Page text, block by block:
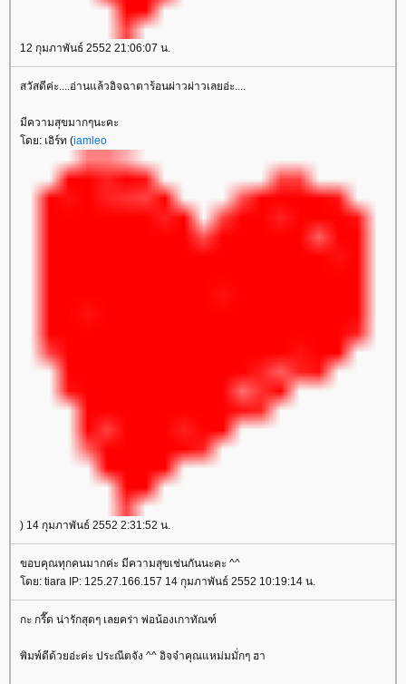
12 กุมภาพันธ์ 2552 21:06:07 น.
สวัสดีค่ะ....อ่านแล้วอิจฉาตาร้อนผ่าวผ่าวเลยอ่ะ....
มีความสุขมากๆนะคะ
ดย: เอิร์ท (iamleo
) 14 กุมภาพันธ์ 2552 2:31:52 น.
ขอบคุณทุกคนมากค่ะ มีความสุขเช่นกันนะคะ ^^
ดย: tiara IP: 125.27.166.157 14 กุมภาพันธ์ 2552 10:19:14 น.
กะ กรี๊ด น่ารักสุดๆ เลยคร่า พ่อน้องเกาทัณฑ์
พิมพ์ดีด้วยอ่ะค่ะ ประณีตจัง ^^ อิจจ๋าคุณแหม่มมั่กๆ ฮา